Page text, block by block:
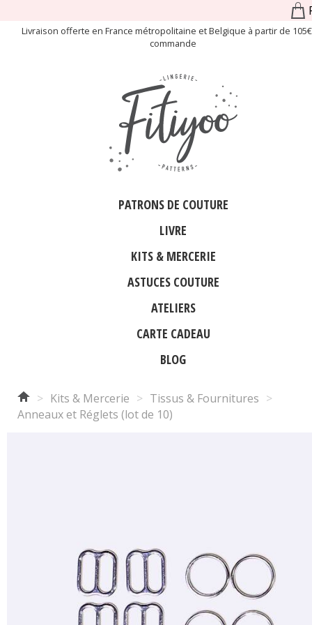
Livraison offerte en France métropolitaine et Belgique à partir de
commande
PATRONS DE COUTURE
LIVRE
KITS & MERCERIE
ASTUCES COUTURE
ATELIERS
CARTE CADEAU
BLOG
> Kits & Mercerie > Tissus & Fournitures >
Anneaux et Réglets (lot de 10)